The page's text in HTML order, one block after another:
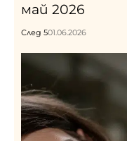
май 2026
След 501.06.2026